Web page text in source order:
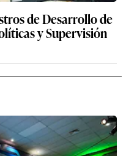
de Desarrollo de
y Supervisión